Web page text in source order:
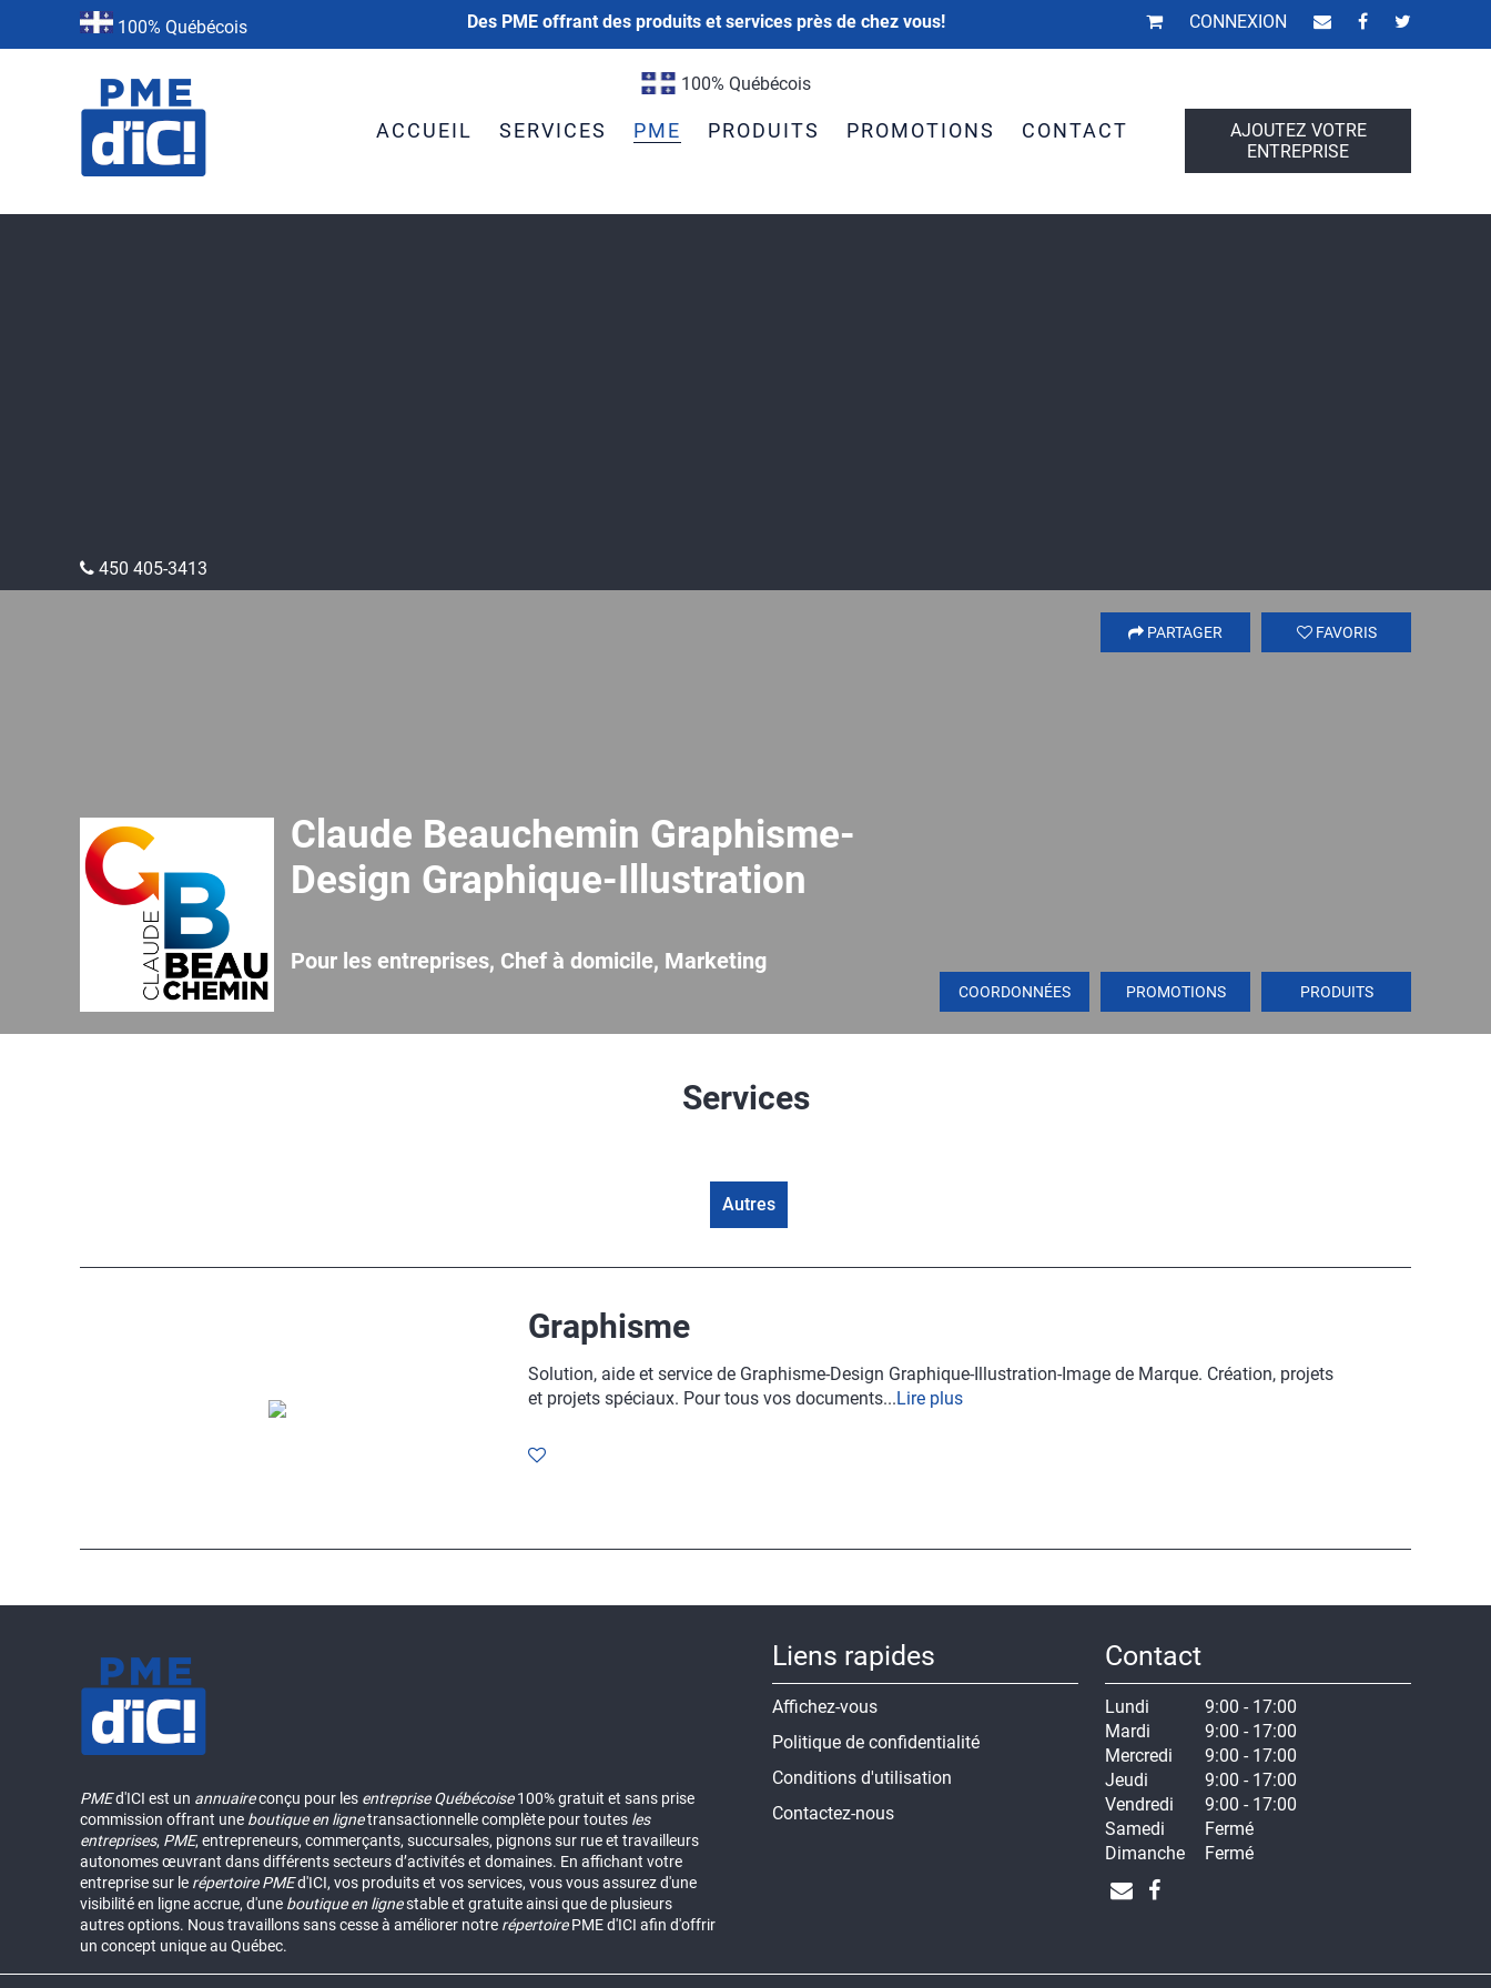
100% Québécois Des PME offrant des produits et services près de chez vous! CONNEXION
100% Québécois
AJOUTEZ VOTRE
ENTREPRISE
ACCUEIL SERVICES PME PRODUITS PROMOTIONS CONTACT
450 405-3413
Claude Beauchemin Graphisme-
Design Graphique-Illustration
Pour les entreprises, Chef à domicile, Marketing
FAVORIS
PARTAGER
PRODUITS
PROMOTIONS
COORDONNÉES
Services
Autres
Graphisme
Solution, aide et service de Graphisme-Design Graphique-Illustration-Image de Marque. Création, projets
et projets spéciaux. Pour tous vos documents...Lire plus
PMEd'ICI est un annuaireconçu pour les entreprise Québécoise100% gratuit et sans prise
commission offrant une boutique en lignetransactionnelle complète pour toutes les
entreprises, PME, entrepreneurs, commerçants, succursales, pignons sur rue et travailleurs
autonomes œuvrant dans différents secteurs d’activités et domaines. En affichant votre
entreprise sur le répertoire PMEd'ICI, vos produits et vos services, vous vous assurez d'une
visibilité en ligne accrue, d'une boutique en lignestable et gratuite ainsi que de plusieurs
autres options. Nous travaillons sans cesse à améliorer notre répertoirePME d'ICI afin d'offrir
un concept unique au Québec.
Liens rapides
Affichez-vous
Politique de confidentialité
Conditions d'utilisation
Contactez-nous
Contact
Lundi
9:00 - 17:00
Mardi
9:00 - 17:00
Mercredi
9:00 - 17:00
Jeudi
9:00 - 17:00
Vendredi
9:00 - 17:00
Samedi
Fermé
Dimanche
Fermé